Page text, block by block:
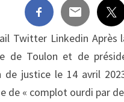
ET
Twitter Linkedin Après
de Toulon et de
de justice le 14 avril
de « complot ourdi par